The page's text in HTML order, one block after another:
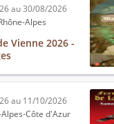
au 30/08/2026
Alpes
Vienne 2026 -
au 11/10/2026
Côte d'Azur